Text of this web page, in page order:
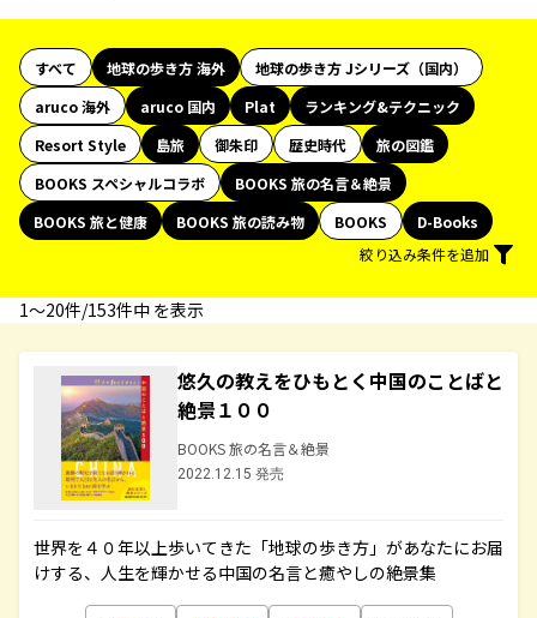
すべて 地球の歩き方 海外
地球の歩き方 Jシリーズ（国内）
aruco 海外
aruco 国内 Plat
ランキング&テクニック
Resort Style
島旅 御朱印 歴史時代
旅の図鑑
BOOKS スペシャルコラボ
BOOKS 旅の名言＆絶景
BOOKS 旅と健康
BOOKS 旅の読み物 BOOKS
D-Books
絞り込み条件を追加
1〜20件/153件中 を表示
悠久の教えをひもとく中国のことばと
絶景１００
BOOKS 旅の名言＆絶景
2022.12.15 発売
世界を４０年以上歩いてきた「地球の歩き方」があなたにお届
けする、人生を輝かせる中国の名言と癒やしの絶景集